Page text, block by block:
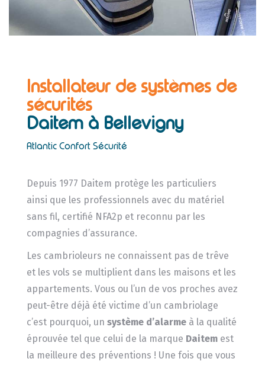
Installateur de systèmes de
sécurités
Daitemà Bellevigny
Atlantic Confort Sécurité
Depuis 1977 Daitem protège les particuliers
ainsi que les professionnels avec du matériel
sans fil, certifié NFA2p et reconnu par les
compagnies d’assurance.
Les cambrioleurs ne connaissent pas de trêve
et les vols se multiplient dans les maisons et les
appartements. Vous ou l’un de vos proches avez
peut-être déjà été victime d’un cambriolage
c’est pourquoi, un système d’alarmeà la qualité
éprouvée tel que celui de la marque Daitemest
la meilleure des préventions ! Une fois que vous